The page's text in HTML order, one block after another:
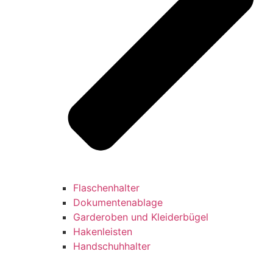
Flaschenhalter
Dokumentenablage
Garderoben und Kleiderbügel
Hakenleisten
Handschuhhalter